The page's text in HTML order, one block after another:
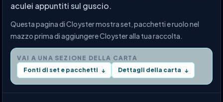
aculei appuntiti sul guscio.
Questa pagina di Cloyster mostra set, pacchetti e ruolo nel
mazzo prima di aggiungere Cloyster alla tua raccolta.
VAI A UNA SEZIONE DELLA CARTA
Fonti di set e pacchetti ↓ Dettagli della carta ↓